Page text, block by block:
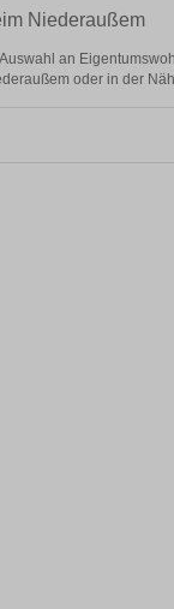
Niederaußem
an
oder in der